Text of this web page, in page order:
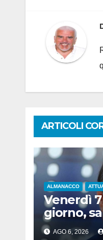
ARTICOLI
ALMANACCO
Venerdì
giorno,
famosi,
AGO 6, 2026